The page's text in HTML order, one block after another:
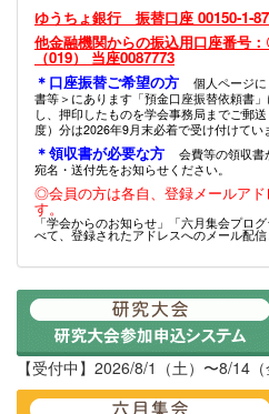
ゆうちょ銀行 振替口座 00150-1-
他金融機関からの振込用口座番号
（019） 当座0087773
＊口座振替ご希望の方
個人ページ
書等＞にあります「預金口座振替依頼書
し、押印したものを学会事務局までご郵
度）分は2026年9月末必着で受け付けてい
＊領収書が必要な方
会費等の領収書
宛名・送付先をお知らせください。
◎会員の方は各自、登録メールアド
す。
「学会からのお知らせ」「六月集会プロ
べて、登録されたアドレスへのメール配
【受付中】2026/8/1（土）〜8/14（